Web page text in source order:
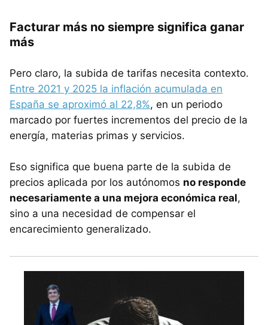
Facturar más no siempre significa ganar
más
Pero claro, la subida de tarifas necesita contexto.
Entre 2021 y 2025 la inflación acumulada en
España se aproximó al 22,8%, en un periodo
marcado por fuertes incrementos del precio de la
energía, materias primas y servicios.
Eso significa que buena parte de la subida de
precios aplicada por los autónomos no responde
necesariamente a una mejora económica real,
sino a una necesidad de compensar el
encarecimiento generalizado.